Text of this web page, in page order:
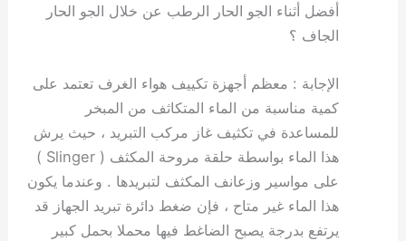
أفضل أثناء الجو الحار الرطب عن خلال الجو الحار
الجاف ؟
الإجابة : معظم أجهزة تكييف هواء الغرف تعتمد على
كمية مناسبة من الماء المتكاثف من المبخر
للمساعدة في تكثيف غاز مركب التبريد ، حيث يرش
هذا الماء بواسطة حلقة مروحة المكثف ( Slinger )
على مواسير وزعانف المكثف لتبريدها . وعندما يكون
هذا الماء غير متاح ، فإن ضغط دائرة تبريد الجهاز قد
يرتفع بدرجة يصبح الضاغط فيها محملا بحمل كبير